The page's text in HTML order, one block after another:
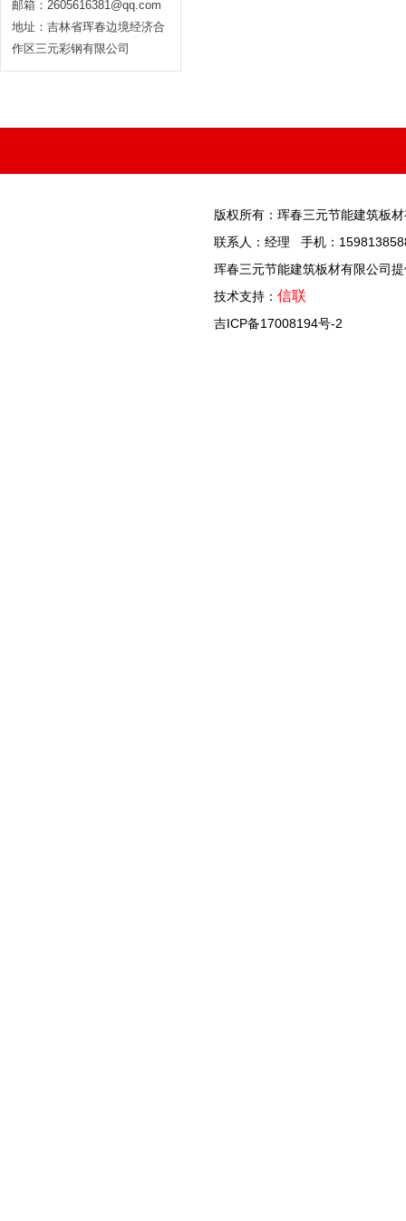
邮箱：2605616381@qq.com
地址：吉林省珲春边境经济合
作区三元彩钢有限公司
版权所有：珲春三元节能建筑板
联系人：经理 手机：
珲春三元节能建筑板材有限公司
技术支持： 信联
吉ICP备17008194号-2